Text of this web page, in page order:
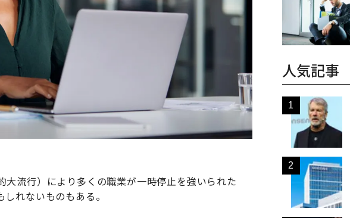
流行）により多くの職業が一時停止を強いられた
れないものもある。
人気記事